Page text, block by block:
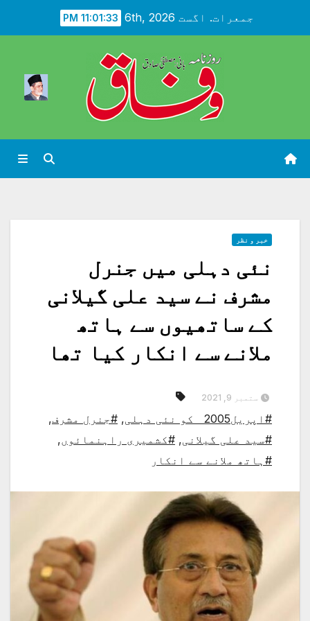
جمعرات. اگست 6th, 2026 11:01:35 PM
خبر و نظر
نئی دہلی میں جنرل
مشرف نے سید علی گیلانی
کے ساتھیوں سے ہاتھ
ملانے سے انکار کیا تھا
ستمبر 9, 2021
#اپریل2005 کو نئی دہلی , #جنرل مشرف,
#سید علی گیلانی, #کشمیری راہنمائوں,
#ہاتھ ملانے سے انکار